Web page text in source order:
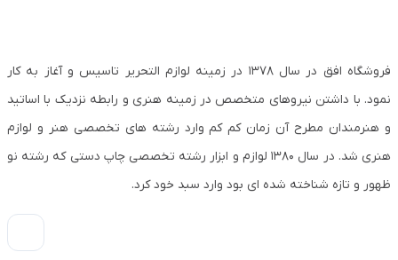
فروشگاه افق در سال ۱۳۷۸ در زمینه لوازم التحریر تاسیس و آغاز به کار
نمود. با داشتن نیروهای متخصص در زمینه هنری و رابطه نزدیک با اساتید
و هنرمندان مطرح آن زمان کم کم وارد رشته های تخصصی هنر و لوازم
هنری شد. در سال ۱۳۸۰ لوازم و ابزار رشته تخصصی چاپ دستی که رشته نو
ظهور و تازه شناخته شده ای بود وارد سبد خود کرد.